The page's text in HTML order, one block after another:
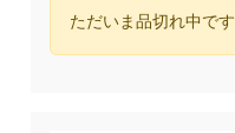
ただいま品切れ中です